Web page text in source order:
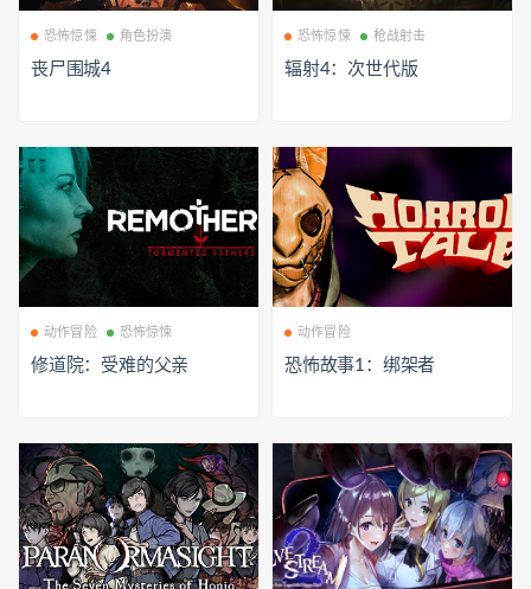
恐怖惊悚 角色扮演
丧尸围城4
恐怖惊悚 枪战射击
辐射4：次世代版
动作冒险 恐怖惊悚
修道院：受难的父亲
动作冒险
恐怖故事1：绑架者